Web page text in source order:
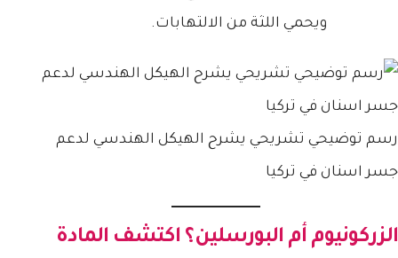
ويحمي اللثة من الالتهابات.
رسم توضيحي تشريحي يشرح الهيكل الهندسي لدعم
جسر اسنان في تركيا
الزركونيوم أم البورسلين؟ اكتشف المادة